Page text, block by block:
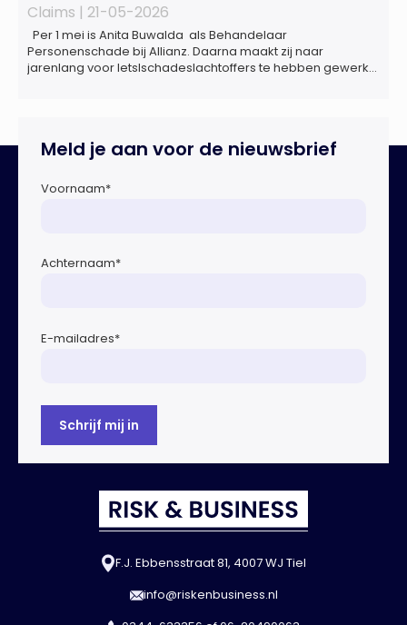
Claims | 21-05-2026
Per 1 mei is Anita Buwalda als Behandelaar
Personenschade bij Allianz. Daarna maakt zij naar
jarenlang voor letslschadeslachtoffers te hebben gewerkt
Overtoom […]
Meld je aan voor de nieuwsbrief
Voornaam*
Achternaam*
E-mailadres*
F.J. Ebbensstraat 81, 4007 WJ Tiel
info@riskenbusiness.nl